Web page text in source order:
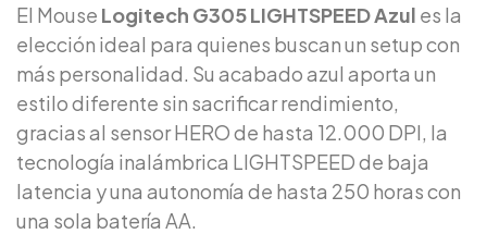
El Mouse Logitech G305 LIGHTSPEED Azul es la
elección ideal para quienes buscan un setup con
más personalidad. Su acabado azul aporta un
estilo diferente sin sacrificar rendimiento,
gracias al sensor HERO de hasta 12.000 DPI, la
tecnología inalámbrica LIGHTSPEED de baja
latencia y una autonomía de hasta 250 horas con
una sola batería AA.